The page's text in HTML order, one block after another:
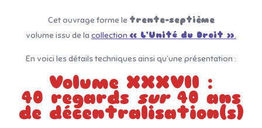
Cet ouvrage forme le trente-septième
volume issu de la collection « L’Unité du Droit ».
En voici les détails techniques ainsi qu’une présentation :
Volume XXXVII :
40 regards sur40 ans
de décentralisation(s)